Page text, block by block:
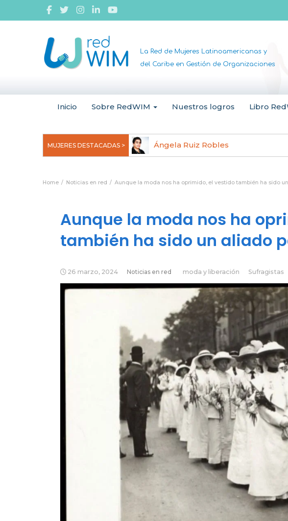
La Red de Mujeres Latinoamericanas y
del Caribe en Gestión de Organizaciones
Inicio Sobre RedWIM Nuestros logros Libro
MUJERES DESTACADAS >
Uchegbu, pionera en
Ángela Ruiz Robles
Home Noticias en red Aunque la moda nos ha oprimido, el vestido también ha sido
Aunque la moda nos ha
también ha sido un aliado
26 marzo, 2024 Noticias en red moda y liberación Sufragistas